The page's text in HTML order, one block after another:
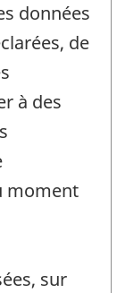
données
de
à des
moment
sur